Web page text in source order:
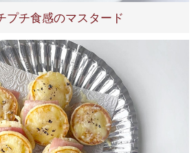
プチ食感のマスタード